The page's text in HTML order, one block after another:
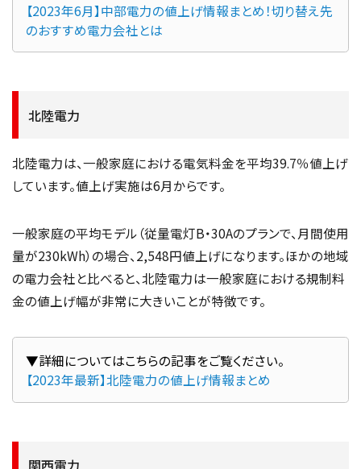
【2023年6月】中部電力の値上げ情報まとめ！切り替え先
のおすすめ電力会社とは
北陸電力
北陸電力は、一般家庭における電気料金を平均39.7％値上げ
しています。値上げ実施は6月からです。
一般家庭の平均モデル（従量電灯B・30Aのプランで、月間使用
量が230kWh）の場合、2,548円値上げになります。ほかの地域
の電力会社と比べると、北陸電力は一般家庭における規制料
金の値上げ幅が非常に大きいことが特徴です。
【2023年最新】北陸電力の値上げ情報まとめ
関西電力